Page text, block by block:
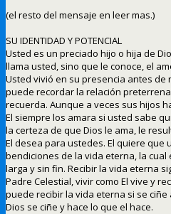
(el resto del mensaje en leer mas.)
SU IDENTIDAD Y POTENCIAL
Usted es un preciado hijo o hija de
llama usted, sino que le conoce, el
Usted vivió en su presencia antes de
puede recordar la relación
recuerda. Aunque a veces sus hijos
El siempre los amara si usted sabe
la certeza de que Dios le ama, le
El desea para ustedes. El quiere que
bendiciones de la vida eterna, la cual
larga y sin fin. Recibir la vida eterna
Padre Celestial, vivir como El vive y
puede recibir la vida eterna si se
Dios se ciñe y hace lo que el hace.